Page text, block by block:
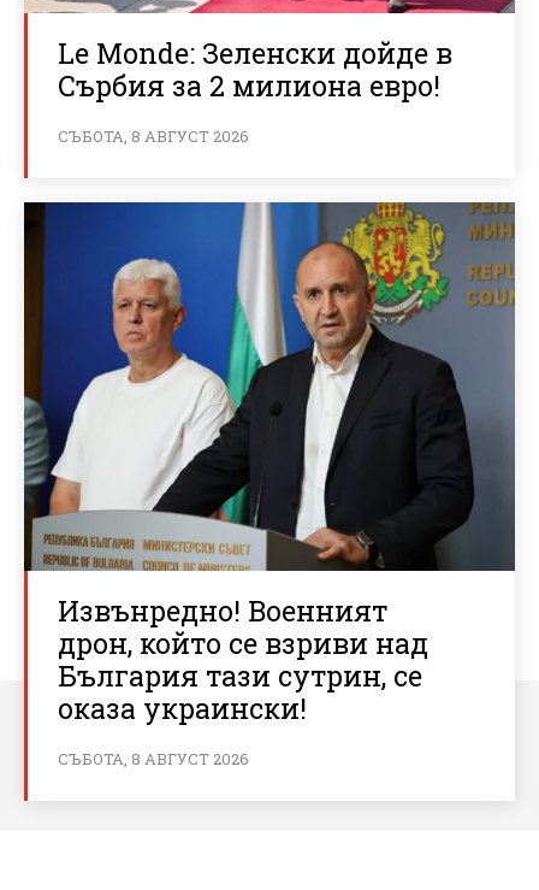
Le Monde: Зеленски дойде в
Сърбия за 2 милиона евро!
СЪБОТА, 8 АВГУСТ 2026
Извънредно! Военният
дрон, който се взриви над
България тази сутрин, се
оказа украински!
СЪБОТА, 8 АВГУСТ 2026